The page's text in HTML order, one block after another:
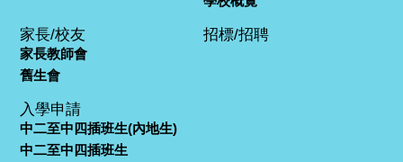
家長/校友
家長教師會
舊生會
招標/招聘
入學申請
中二至中四插班生(內地生)
中二至中四插班生